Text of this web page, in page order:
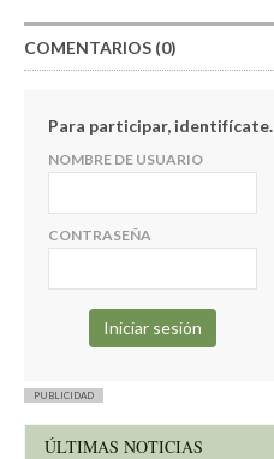
COMENTARIOS (0)
Para participar, identifícate.
NOMBRE DE USUARIO
CONTRASEÑA
PUBLICIDAD
ÚLTIMAS NOTICIAS